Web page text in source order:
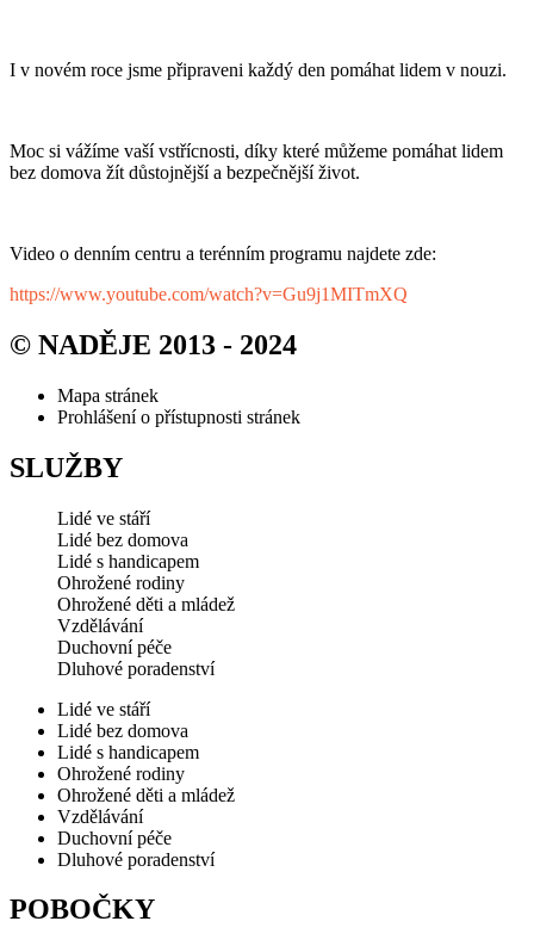
I v novém roce jsme připraveni každý den pomáhat lidem v nouzi.
Moc si vážíme vaší vstřícnosti, díky které můžeme pomáhat lidem
bez domova žít důstojnější a bezpečnější život.
Video o denním centru a terénním programu najdete zde:
https://www.youtube.com/watch?v=Gu9j1MITmXQ
© NADĚJE 2013 - 2024
Mapa stránek
Prohlášení o přístupnosti stránek
SLUŽBY
Lidé ve stáří
Lidé bez domova
Lidé s handicapem
Ohrožené rodiny
Ohrožené děti a mládež
Vzdělávání
Duchovní péče
Dluhové poradenství
Lidé ve stáří
Lidé bez domova
Lidé s handicapem
Ohrožené rodiny
Ohrožené děti a mládež
Vzdělávání
Duchovní péče
Dluhové poradenství
POBOČKY